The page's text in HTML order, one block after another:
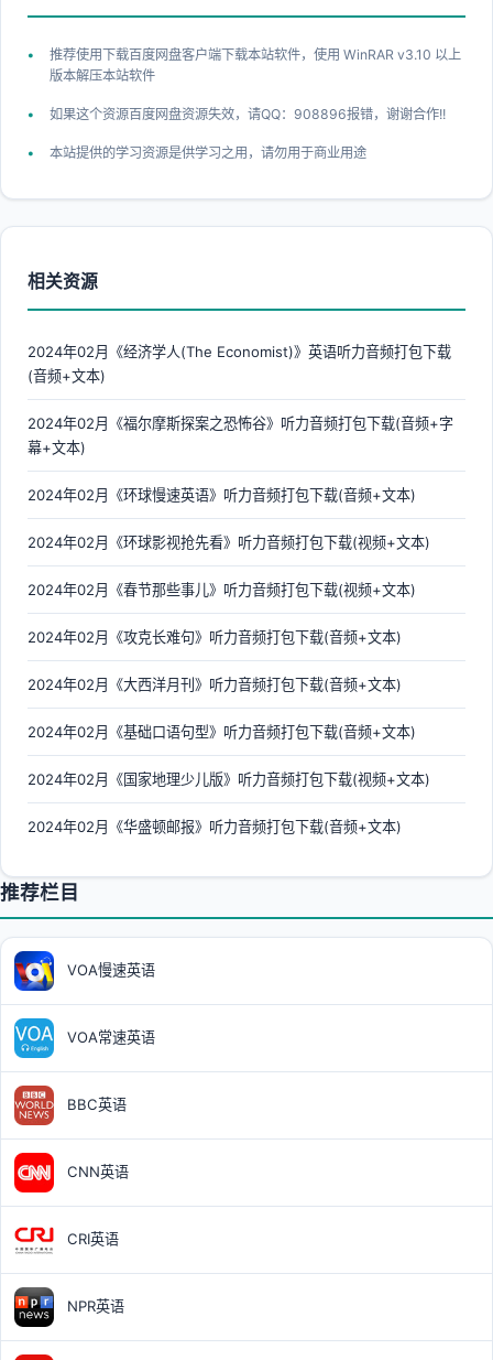
推荐使用下载百度网盘客户端下载本站软件，使用 WinRAR v3.10 以上
版本解压本站软件
如果这个资源百度网盘资源失效，请QQ：908896报错，谢谢合作!!
本站提供的学习资源是供学习之用，请勿用于商业用途
相关资源
2024年02月《经济学人(The Economist)》英语听力音频打包下载
(音频+文本)
2024年02月《福尔摩斯探案之恐怖谷》听力音频打包下载(音频+字
幕+文本)
2024年02月《环球慢速英语》听力音频打包下载(音频+文本)
2024年02月《环球影视抢先看》听力音频打包下载(视频+文本)
2024年02月《春节那些事儿》听力音频打包下载(视频+文本)
2024年02月《攻克长难句》听力音频打包下载(音频+文本)
2024年02月《大西洋月刊》听力音频打包下载(音频+文本)
2024年02月《基础口语句型》听力音频打包下载(音频+文本)
2024年02月《国家地理少儿版》听力音频打包下载(视频+文本)
2024年02月《华盛顿邮报》听力音频打包下载(音频+文本)
推荐栏目
VOA慢速英语
VOA常速英语
BBC英语
CNN英语
CRI英语
NPR英语